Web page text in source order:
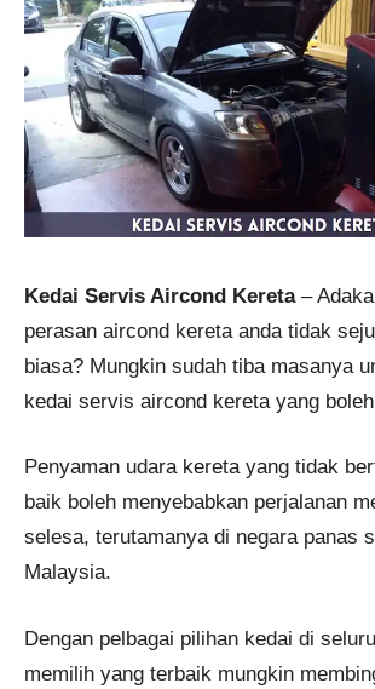
Kedai Servis Aircond Kereta–
perasan aircond kereta anda tidak
biasa? Mungkin sudah tiba masanya
kedai servis aircond kereta yang
Penyaman udara kereta yang tidak
baik boleh menyebabkan perjalanan
selesa, terutamanya di negara panas
Malaysia.
Dengan pelbagai pilihan kedai di
memilih yang terbaik mungkin